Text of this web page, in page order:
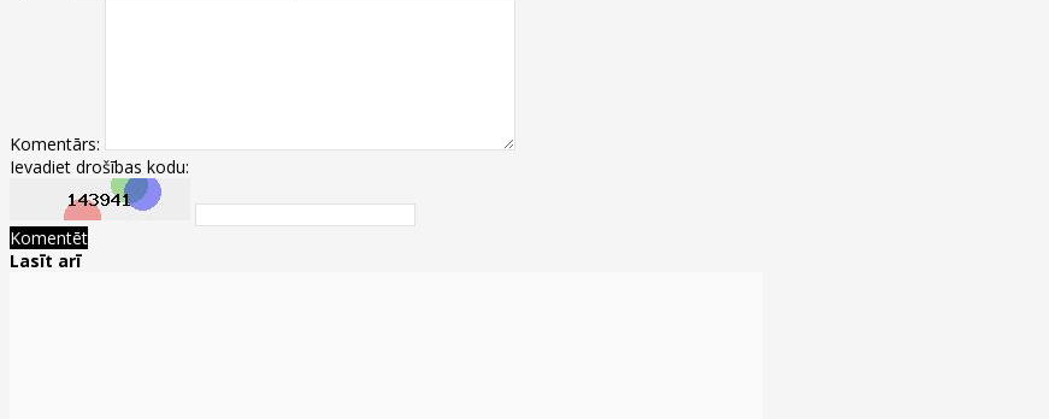
Komentārs:
Ievadiet drošības kodu:
Komentēt
Lasīt arī